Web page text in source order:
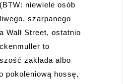
niewiele osób
szarpanego
Wall Street, ostatnio
to
zakłada albo
pokoleniową hossę,